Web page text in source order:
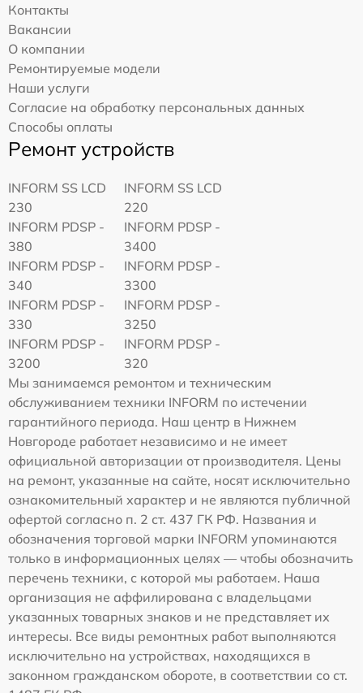
Контакты
Вакансии
О компании
Ремонтируемые модели
Наши услуги
Согласие на обработку персональных данных
Способы оплаты
Ремонт устройств
INFORM SS LCD
230
INFORM SS LCD
220
INFORM PDSP -
380
INFORM PDSP -
3400
INFORM PDSP -
340
INFORM PDSP -
3300
INFORM PDSP -
330
INFORM PDSP -
3250
INFORM PDSP -
3200
INFORM PDSP -
320
Мы занимаемся ремонтом и техническим
обслуживанием техники INFORM по истечении
гарантийного периода. Наш центр в Нижнем
Новгороде работает независимо и не имеет
официальной авторизации от производителя. Цены
на ремонт, указанные на сайте, носят исключительно
ознакомительный характер и не являются публичной
офертой согласно п. 2 ст. 437 ГК РФ. Названия и
обозначения торговой марки INFORM упоминаются
только в информационных целях — чтобы обозначить
перечень техники, с которой мы работаем. Наша
организация не аффилирована с владельцами
указанных товарных знаков и не представляет их
интересы. Все виды ремонтных работ выполняются
исключительно на устройствах, находящихся в
законном гражданском обороте, в соответствии со ст.